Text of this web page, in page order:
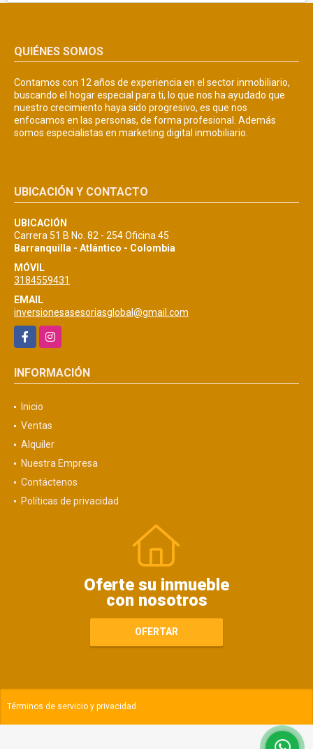
QUIÉNES SOMOS
Contamos con 12 años de experiencia en el sector inmobiliario,
buscando el hogar especial para ti, lo que nos ha ayudado que
nuestro crecimiento haya sido progresivo, es que nos
enfocamos en las personas, de forma profesional. Además
somos especialistas en marketing digital inmobiliario.
UBICACIÓN Y CONTACTO
UBICACIÓN
Carrera 51 B No. 82 - 254 Oficina 45
Barranquilla - Atlántico - Colombia
MÓVIL
3184559431
EMAIL
inversionesasesoriasglobal@gmail.com
FacebookInstagram
INFORMACIÓN
Inicio
Ventas
Alquiler
Nuestra Empresa
Contáctenos
Políticas de privacidad
Oferte su inmueble
con nosotros
OFERTAR
Términos de servicio y privacidad